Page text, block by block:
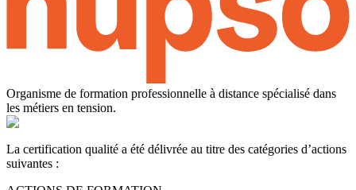
Organisme de formation professionnelle à distance spécialisé dans
les métiers en tension.
La certification qualité a été délivrée au titre des catégories d’actions
suivantes :